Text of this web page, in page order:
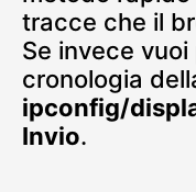
tracce che il
Se invece
cronologia
ipconfig/
Invio.